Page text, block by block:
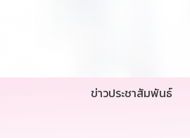
ข่าวประชาสัมพันธ์